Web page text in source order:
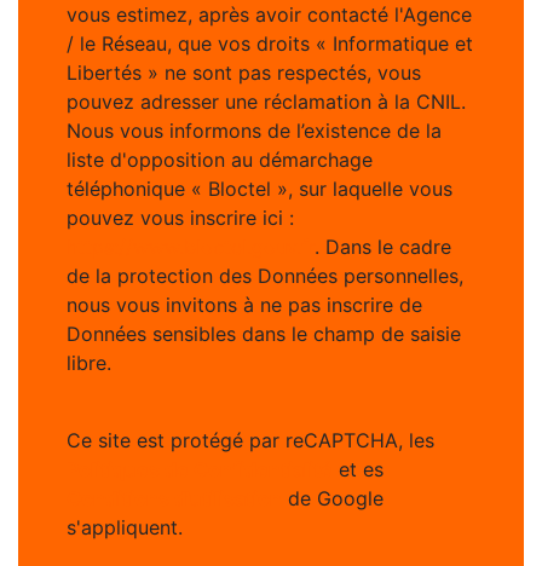
vous estimez, après avoir contacté l'Agence
/ le Réseau, que vos droits « Informatique et
Libertés » ne sont pas respectés, vous
pouvez adresser une réclamation à la CNIL.
Nous vous informons de l’existence de la
liste d'opposition au démarchage
téléphonique « Bloctel », sur laquelle vous
pouvez vous inscrire ici :
. Dans le cadre
de la protection des Données personnelles,
nous vous invitons à ne pas inscrire de
Données sensibles dans le champ de saisie
libre.
Ce site est protégé par reCAPTCHA, les
et es
de Google
s'appliquent.